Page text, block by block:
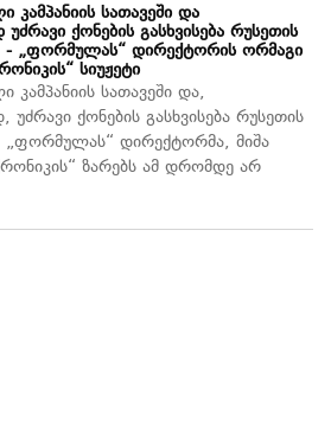
კამპანიის სათავეში და
ქონების გასხვისება რუსეთის
- „ფორმულას“ დირექტორის ორმაგი
სიუჟეტი
კამპანიის სათავეში და,
ქონების გასხვისება რუსეთის
„ფორმულას“ დირექტორმა, მიშა
ზარებს ამ დრომდე არ